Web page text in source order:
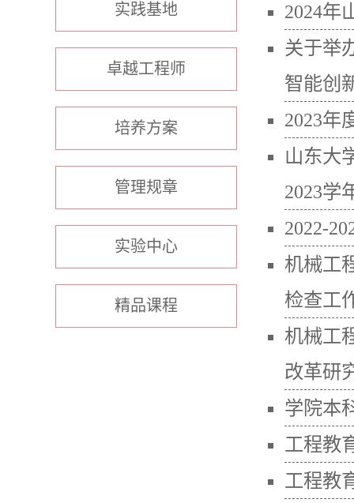
实践基地
卓越工程师
培养方案
管理规章
实验中心
精品课程
2024年
关于举
智能创
2023年
山东大
2023学
2022-
机械工
检查工
机械工
改革研
学院本
工程教
工程教